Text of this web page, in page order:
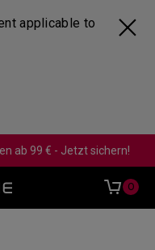
applicable to
ab 99 € - Jetzt sichern!
0